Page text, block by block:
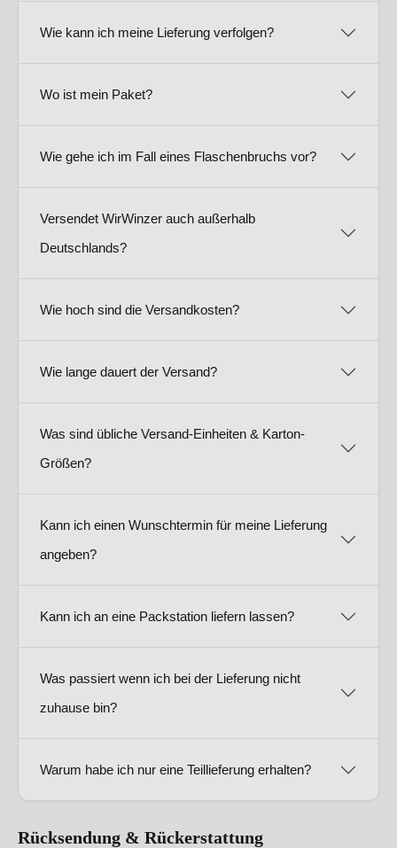
Wie kann ich meine Lieferung verfolgen?
Wo ist mein Paket?
Wie gehe ich im Fall eines Flaschenbruchs vor?
Versendet WirWinzer auch außerhalb
Deutschlands?
Wie hoch sind die Versandkosten?
Wie lange dauert der Versand?
Was sind übliche Versand-Einheiten & Karton-
Größen?
Kann ich einen Wunschtermin für meine Lieferung
angeben?
Kann ich an eine Packstation liefern lassen?
Was passiert wenn ich bei der Lieferung nicht
zuhause bin?
Warum habe ich nur eine Teillieferung erhalten?
Rücksendung & Rückerstattung